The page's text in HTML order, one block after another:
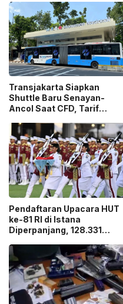
Transjakarta Siapkan
Shuttle Baru Senayan-
Ancol Saat CFD, Tarif
Pendaftaran Upacara HUT
ke-81 RI di Istana
Diperpanjang, 128.331
Ticket”